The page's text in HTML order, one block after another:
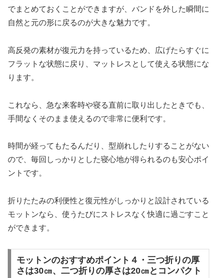
でまとめておくことができますが、バンドを外した瞬間に
自然と元の形に戻るのが大きな魅力です。
高反発の素材が復元力を持っているため、広げたらすぐに
フラットな状態に戻り、マットレスとして使える状態にな
ります。
これなら、急な来客時や寝る直前に取り出したときでも、
手間なくそのまま使えるので非常に便利です。
時間が経ってもたるんだり、型崩れしたりすることがない
ので、毎回しっかりとした寝心地が得られるのも安心ポイ
ントです。
折りたたみの利便性と復元性がしっかりと設計されている
モットンなら、使うたびにストレスなく快適に過ごすこと
ができます。
モットンのおすすめポイント４・三つ折りの厚
さは30㎝、二つ折りの厚さは20㎝とコンパクト